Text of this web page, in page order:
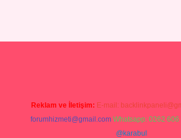
Reklam ve İletişim: E-mail:
forumhizmeti@gmail.com Whatsapp: 0262 606
@karabul